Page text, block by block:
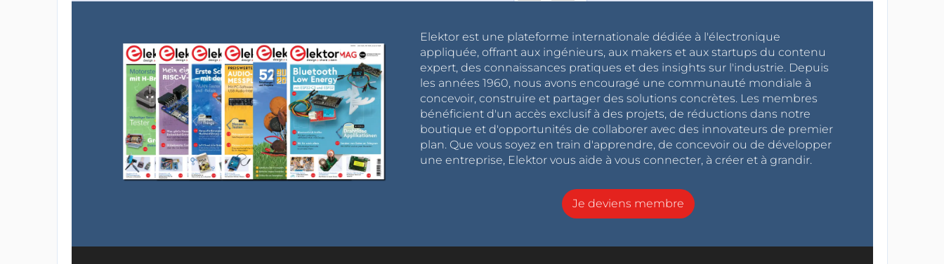
Elektor est une plateforme internationale dédiée à l'électronique
appliquée, offrant aux ingénieurs, aux makers et aux startups du contenu
expert, des connaissances pratiques et des insights sur l'industrie. Depuis
les années 1960, nous avons encouragé une communauté mondiale à
concevoir, construire et partager des solutions concrètes. Les membres
bénéficient d'un accès exclusif à des projets, de réductions dans notre
boutique et d'opportunités de collaborer avec des innovateurs de premier
plan. Que vous soyez en train d'apprendre, de concevoir ou de développer
une entreprise, Elektor vous aide à vous connecter, à créer et à grandir.
Je deviens membre